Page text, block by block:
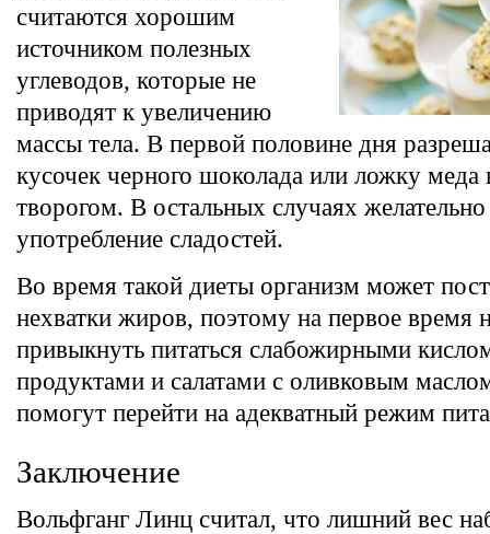
считаются хорошим
источником полезных
углеводов, которые не
приводят к увеличению
массы тела. В первой половине дня
кусочек черного шоколада или ложку меда
творогом. В остальных случаях желательно
употребление сладостей.
Во время такой диеты организм может
нехватки жиров, поэтому на первое время
привыкнуть питаться слабожирными
продуктами и салатами с оливковым
помогут перейти на адекватный режим
Заключение
Вольфганг Линц считал, что лишний вес